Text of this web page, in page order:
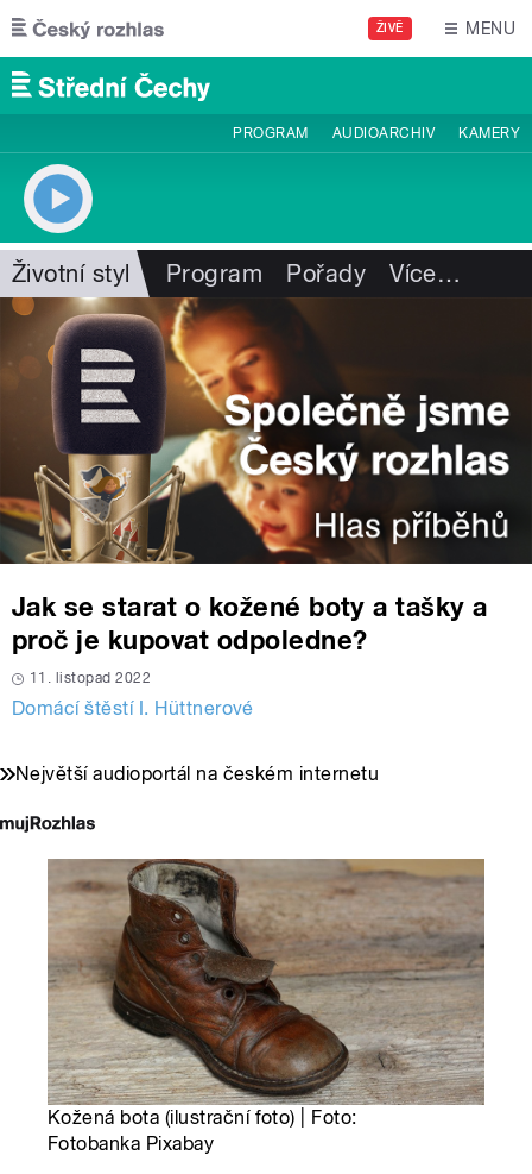
Přejít k hlavnímu obsahu
ŽIVĚ MENU
PROGRAM AUDIOARCHIV KAMERY
Životní styl Program Pořady Více…
Jak se starat o kožené boty a tašky a
proč je kupovat odpoledne?
11. listopad 2022
Domácí štěstí I. Hüttnerové
Největší audioportál na českém internetu
Kožená bota (ilustrační foto) | Foto:
Fotobanka Pixabay